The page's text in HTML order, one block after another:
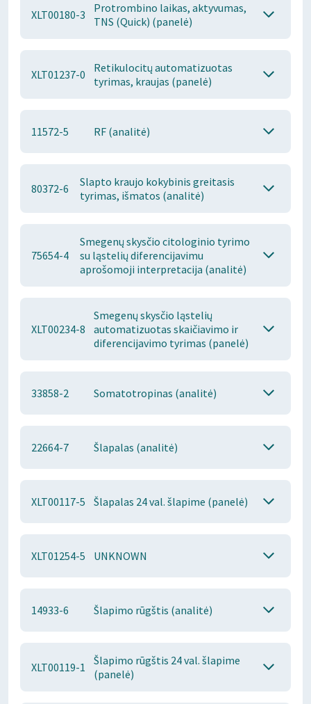
XLT00180-3
Protrombino laikas, aktyvumas,
TNS (Quick) (panelė)
XLT01237-0
Retikulocitų automatizuotas
tyrimas, kraujas (panelė)
11572-5 RF (analitė)
80372-6
Slapto kraujo kokybinis greitasis
tyrimas, išmatos (analitė)
75654-4
Smegenų skysčio citologinio tyrimo
su ląstelių diferencijavimu
aprošomoji interpretacija (analitė)
XLT00234-8
Smegenų skysčio ląstelių
automatizuotas skaičiavimo ir
diferencijavimo tyrimas (panelė)
33858-2 Somatotropinas (analitė)
22664-7 Šlapalas (analitė)
XLT00117-5 Šlapalas 24 val. šlapime (panelė)
XLT01254-5 UNKNOWN
14933-6 Šlapimo rūgštis (analitė)
XLT00119-1
Šlapimo rūgštis 24 val. šlapime
(panelė)